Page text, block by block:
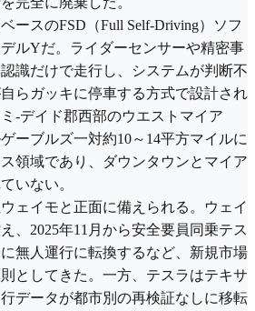
ースのFSD（Full Self-Driving）ソフ
ルYだ。ライダーセンサーや精密事
識だけで走行し、システムが判断不
らガッキに停車する方式で設計され
-デイド郡西部のウエストマイア
ーブルズ一対約10～14平方マイルに
領域であり、ダウンタウンとマイア
いない。
ェイモと正面に備えられる。ウェイ
、2025年11月から安全要員同乗テス
無人運行に転換するなど、新規市場
としてきた。一方、テスラはテキサ
データが都市別の再検証なしに移転